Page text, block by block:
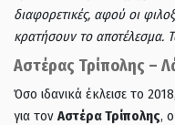
διαφορετικές, αφού οι
κρατήσουν το αποτέλεσμα.
Αστέρας Τρίπολης –
Όσο ιδανικά έκλεισε το
για τον Αστέρα Τρίπολης,